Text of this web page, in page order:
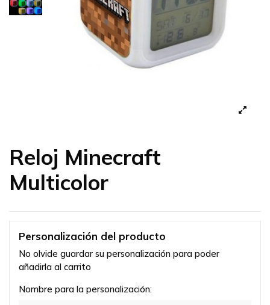
Reloj Minecraft
Multicolor
Personalización del producto
No olvide guardar su personalización para poder
añadirla al carrito
Nombre para la personalización: